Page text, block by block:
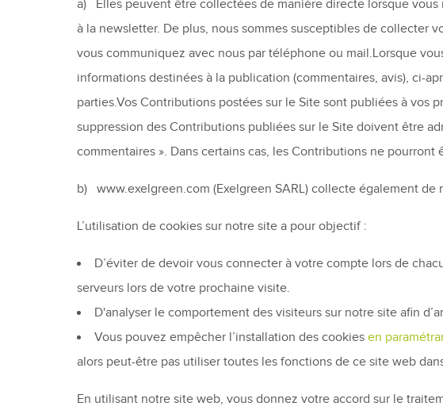
a) Elles peuvent être collectées de manière directe lorsque vous
à la newsletter. De plus, nous sommes susceptibles de collecter
vous communiquez avec nous par téléphone ou mail.Lorsque
informations destinées à la publication (commentaires, avis), ci-
parties.Vos Contributions postées sur le Site sont publiées à vos
suppression des Contributions publiées sur le Site doivent être
commentaires ». Dans certains cas, les Contributions ne
b) www.exelgreen.com (Exelgreen SARL) collecte également
L’utilisation de cookies sur notre site a pour objectif :
D’éviter de devoir vous connecter à votre compte lors de
serveurs lors de votre prochaine visite.
D'analyser le comportement des visiteurs sur notre site afin
Vous pouvez empêcher l’installation des cookies en
alors peut-être pas utiliser toutes les fonctions de ce site web
En utilisant notre site web, vous donnez votre accord sur le